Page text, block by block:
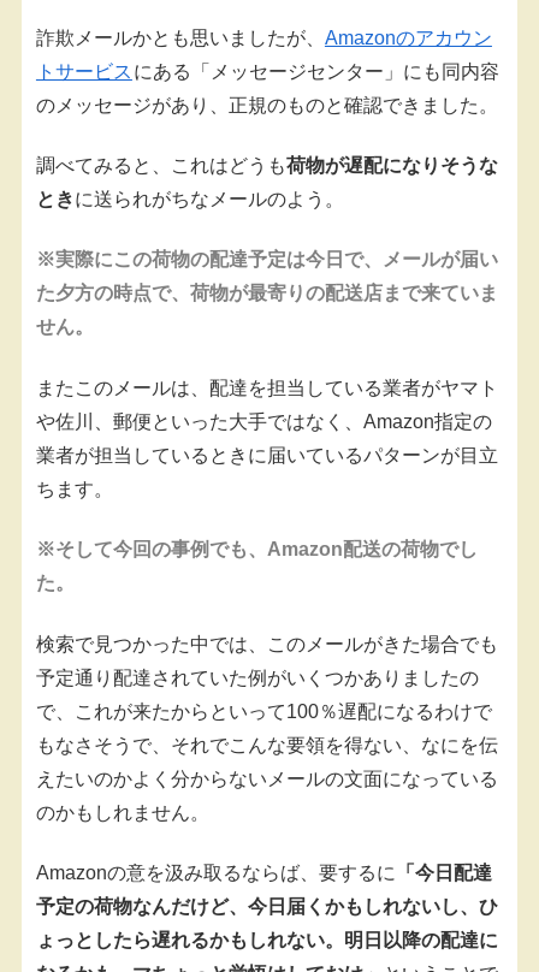
詐欺メールかとも思いましたが、 Amazonのアカウン
トサービス にある「メッセージセンター」にも同内容
のメッセージがあり、正規のものと確認できました。
調べてみると、これはどうも荷物が遅配になりそうな
ときに送られがちなメールのよう。
※実際にこの荷物の配達予定は今日で、メールが届い
た夕方の時点で、荷物が最寄りの配送店まで来ていま
せん。
またこのメールは、配達を担当している業者がヤマト
や佐川、郵便といった大手ではなく、Amazon指定の
業者が担当しているときに届いているパターンが目立
ちます。
※そして今回の事例でも、Amazon配送の荷物でし
た。
検索で見つかった中では、このメールがきた場合でも
予定通り配達されていた例がいくつかありましたの
で、これが来たからといって100％遅配になるわけで
もなさそうで、それでこんな要領を得ない、なにを伝
えたいのかよく分からないメールの文面になっている
のかもしれません。
Amazonの意を汲み取るならば、要するに
「今日配達
予定の荷物なんだけど、今日届くかもしれないし、ひ
ょっとしたら遅れるかもしれない。明日以降の配達に